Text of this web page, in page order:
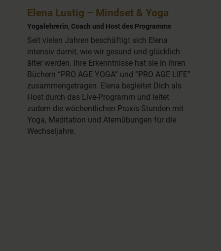
Elena Lustig – Mindset & Yoga
Yogalehrerin, Coach und Host des Programms
Seit vielen Jahren beschäftigt sich Elena
intensiv damit, wie wir gesund und glücklich
älter werden. Ihre Erkenntnisse hat sie in ihren
Büchern “PRO AGE YOGA” und “PRO AGE LIFE”
zusammengetragen. Elena begleitet Dich als
Host durch das Live-Programm und leitet
zudem die wöchentlichen Praxis-Stunden mit
Yoga, Meditation und Atemübungen für die
Wechseljahre.